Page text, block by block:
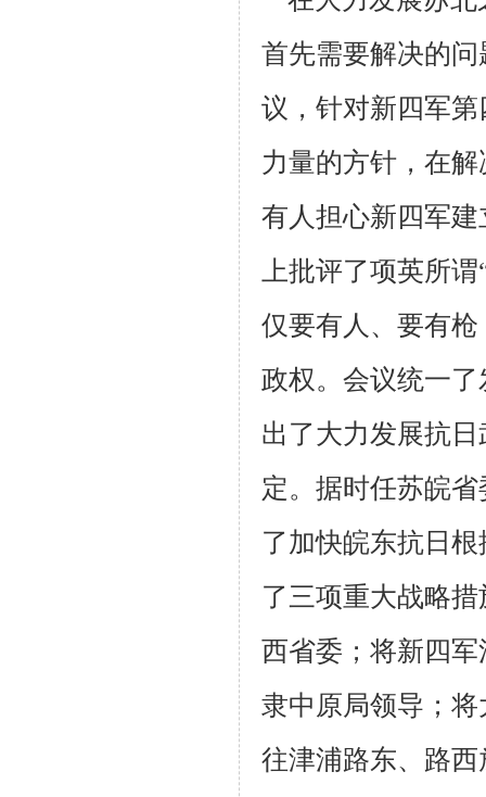
首先需要解决的
议，针对新四军
力量的方针， 在解
有人担心新四军
上批评了项英所谓
仅要有人、要有
政权。会议统一了
出了大力发展抗
定。据时任苏皖
了加快皖东抗日
了三项重大战略措
西省委；将新四
隶中原局领导；
往津浦路东、路